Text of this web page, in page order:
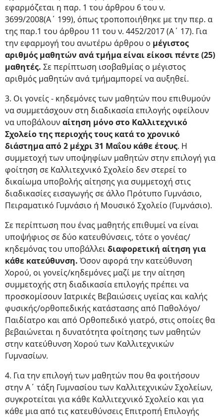
εφαρμόζεται η παρ. 1 του άρθρου 6 του ν.
3699/2008(Α΄ 199), όπως τροποποιήθηκε με την περ. α
της παρ.1 του άρθρου 11 του ν. 4452/2017 (Α΄ 17). Για
την εφαρμογή του ανωτέρω άρθρου ο μέγιστος
αριθμός μαθητών ανά τμήμα είναι είκοσι πέντε (25)
μαθητές. Σε περίπτωση ισοβαθμίας ο μέγιστος
αριθμός μαθητών ανά τμήμαμπορεί να αυξηθεί.
3. Οι γονείς - κηδεμόνες των μαθητών που επιθυμούν
να συμμετάσχουν στη διαδικασία επιλογής οφείλουν
να υποβάλουν αίτηση μόνο στο Καλλιτεχνικό
Σχολείο της περιοχής τους κατά το χρονικό
διάστημα από 2 μέχρι 31 Μαΐου κάθε έτους. Η
συμμετοχή των υποψηφίων μαθητών στην επιλογή για
φοίτηση σε Καλλιτεχνικό Σχολείο δεν στερεί το
δικαίωμα υποβολής αίτησης για συμμετοχή στις
διαδικασίες εισαγωγής σε άλλο Πρότυπο Γυμνάσιο,
Πειραματικό Γυμνάσιο ή Μουσικό Σχολείο (Γυμνάσιο).
Σε περίπτωση που ένας μαθητής επιθυμεί να είναι
υποψήφιος σε δύο κατευθύνσεις, τότε ο γονέας/
κηδεμόνας του υποβάλλειδιαφορετική αίτηση για
κάθε κατεύθυνση. Όσον αφορά την κατεύθυνση
Χορού, οι γονείς/κηδεμόνες μαζί με την αίτηση
συμμετοχής στη διαδικασία επιλογής πρέπει να
προσκομίσουν Ιατρικές Βεβαιώσεις υγείας και καλής
φυσικής/ορθοπεδικής κατάστασης από Παθολόγο/
Παιδίατρο και από Ορθοπεδικό γιατρό, στις οποίες θα
βεβαιώνεται η δυνατότητα φοίτησης των μαθητών
στην κατεύθυνση Χορού των Καλλιτεχνικών
Γυμνασίων.
4. Για την επιλογή των μαθητών που θα φοιτήσουν
στην Α΄ τάξη Γυμνασίου των Καλλιτεχνικών Σχολείων,
συγκροτείται για κάθε Καλλιτεχνικό Σχολείο και για
κάθε μια από τις κατευθύνσεις Επιτροπή Επιλογής